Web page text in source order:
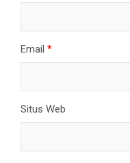
Email *
Situs Web